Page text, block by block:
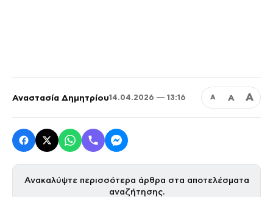
Αναστασία Δημητρίου14.04.2026 — 13:16 Α Α Α
Ανακαλύψτε περισσότερα άρθρα στα αποτελέσματα
αναζήτησης.